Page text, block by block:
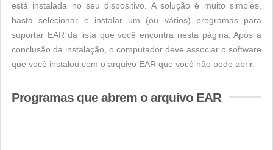
está instalada no seu dispositivo. A solução é muito simples,
basta selecionar e instalar um (ou vários) programas para
suportar EAR da lista que você encontra nesta página. Após a
conclusão da instalação, o computador deve associar o software
que você instalou com o arquivo EAR que você não pode abrir.
Programas que abrem o arquivo EAR